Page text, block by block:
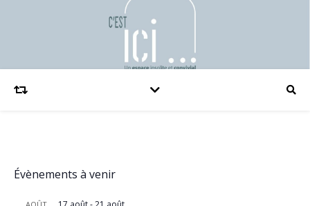
Évènements à venir